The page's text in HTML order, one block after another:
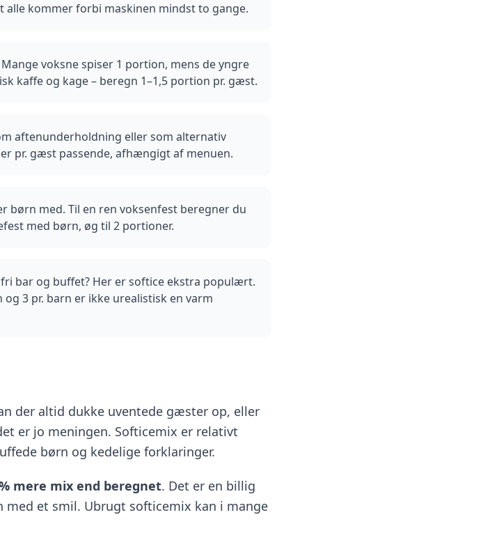
alle kommer forbi maskinen mindst to gange.
voksne spiser 1 portion, mens de yngre
kaffe og kage – beregn 1–1,5 portion pr. gæst.
aftenunderholdning eller som alternativ
pr. gæst passende, afhængigt af menuen.
børn med. Til en ren voksenfest beregner du
med børn, øg til 2 portioner.
bar og buffet? Her er softice ekstra populært.
3 pr. barn er ikke urealistisk en varm
der altid dukke uventede gæster op, eller
er jo meningen. Softicemix er relativt
børn og kedelige forklaringer.
mere mix end beregnet. Det er en billig
med et smil. Ubrugt softicemix kan i mange